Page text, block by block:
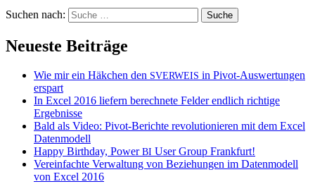
Suchen nach:
Neueste Beiträge
Wie mir ein Häkchen den SVERWEIS in Pivot-Auswertungen
erspart
In Excel 2016 liefern berechnete Felder endlich richtige
Ergebnisse
Bald als Video: Pivot-Berichte revolutionieren mit dem Excel
Datenmodell
Happy Birthday, PowerBI User Group Frankfurt!
Vereinfachte Verwaltung von Beziehungen im Datenmodell
von Excel 2016